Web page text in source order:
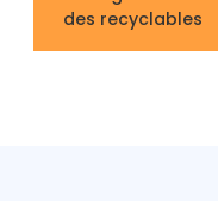
des recyclables